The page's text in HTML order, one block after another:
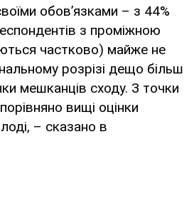
обов’язками – з 44%
з проміжною
частково) майже не
розрізі дещо більш
мешканців сходу. З точки
вищі оцінки
– сказано в